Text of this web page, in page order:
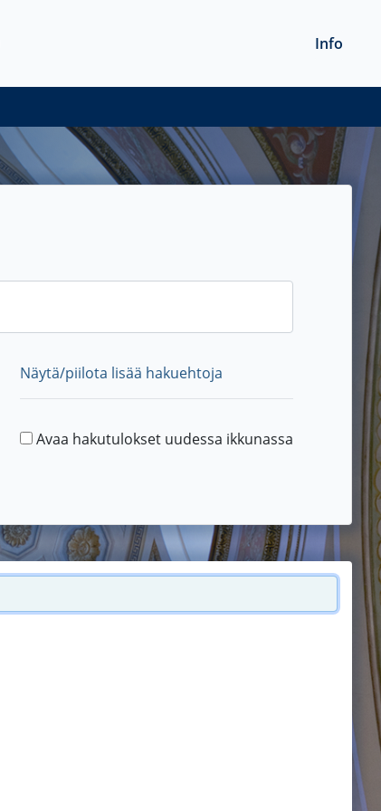
Info
Näytä/piilota lisää hakuehtoja
Avaa hakutulokset uudessa ikkunassa